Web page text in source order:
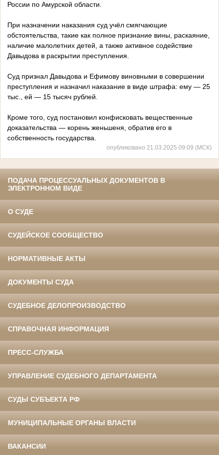
России по Амурской области.
При назначении наказания суд учёл смягчающие
обстоятельства, такие как полное признание вины, раскаяние,
наличие малолетних детей, а также активное содействие
Давыдова в раскрытии преступления.
Суд признал Давыдова и Ефимову виновными в совершении
преступления и назначил наказание в виде штрафа: ему — 25
тыс., ей — 15 тысяч рублей.
Кроме того, суд постановил конфисковать вещественные
доказательства — корень женьшеня, обратив его в
собственность государства.
опубликовано 21.03.2025 09:09 (МСК)
ПОДАЧА ПРОЦЕССУАЛЬНЫХ ДОКУМЕНТОВ В
ЭЛЕКТРОННОМ ВИДЕ
О СУДЕ
СУДЕЙСКОЕ СООБЩЕСТВО
НОРМАТИВНЫЕ АКТЫ
ДОКУМЕНТЫ СУДА
СУДЕБНОЕ ДЕЛОПРОИЗВОДСТВО
СПРАВОЧНАЯ ИНФОРМАЦИЯ
ПРЕСС-СЛУЖБА
УПРАВЛЕНИЕ СУДЕБНОГО ДЕПАРТАМЕНТА
СУДЫ СУБЪЕКТА РФ
МУНИЦИПАЛЬНЫЕ ОРГАНЫ ВЛАСТИ
ВАКАНСИИ